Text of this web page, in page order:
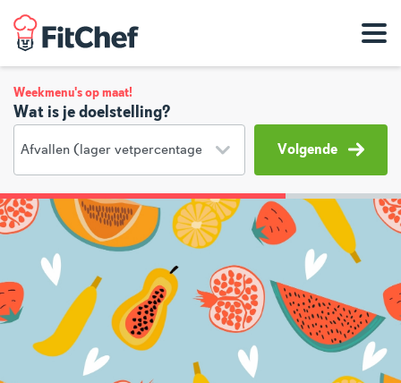
Weekmenu's op maat!
Wat is je doelstelling?
Volgende